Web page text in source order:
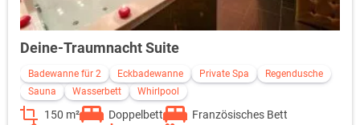
Für Nachtschwärmer ist die Luxus-Suite der ideale Ausgangspunkt
um das aufregende Nachtleben der Partymetropole Frankfurts zu
erkunden. Ein exklusives Luxus-Frühstück mit Champagner rundet
mit vielen Momenten, die für Sie unvergesslich bleiben!
Deine-Traumnacht Suite
Badewanne für 2 Eckbadewanne Private Spa
Regendusche
Sauna
Wasserbett Whirlpool
150 m² Doppelbett
Französisches Bett